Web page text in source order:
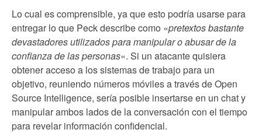
Lo cual es comprensible, ya que esto podría usarse para
entregar lo que Peck describe como «pretextos bastante
devastadores utilizados para manipular o abusar de la
confianza de las personas«. Si un atacante quisiera
obtener acceso a los sistemas de trabajo para un
objetivo, reuniendo números móviles a través de Open
Source Intelligence, sería posible insertarse en un chat y
manipular ambos lados de la conversación con el tiempo
para revelar información confidencial.